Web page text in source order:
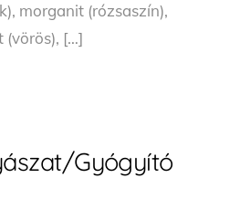
morganit (rózsaszín),
(vörös), […]
Gyógyító